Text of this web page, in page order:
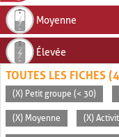
Moyenne
Élevée
TOUTES LES FICHES
(X) Petit groupe (< 30)
(X) Moyenne (X)